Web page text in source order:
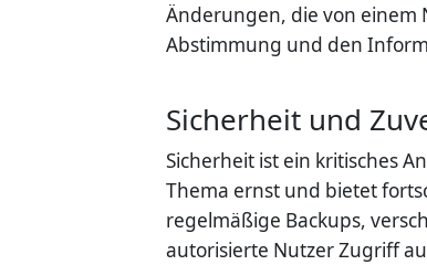
Änderungen, die von einem
Abstimmung und den
Sicherheit und
Sicherheit ist ein kritisches
Thema ernst und bietet
regelmäßige Backups,
autorisierte Nutzer Zugriff